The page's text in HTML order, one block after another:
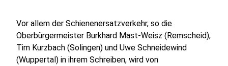
Vor allem der Schienenersatzverkehr, so die
Oberbürgermeister Burkhard Mast-Weisz (Remscheid),
Tim Kurzbach (Solingen) und Uwe Schneidewind
(Wuppertal) in ihrem Schreiben, wird von